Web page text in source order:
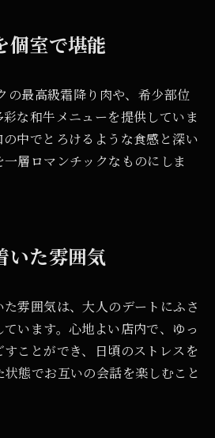
個室で堪能
の最高級霜降り肉や、希少部位
な和牛メニューを提供していま
中でとろけるような食感と深い
層ロマンチックなものにしま
いた雰囲気
雰囲気は、大人のデートにふさ
います。心地よい店内で、ゆっ
ことができ、日頃のストレスを
態でお互いの会話を楽しむこと